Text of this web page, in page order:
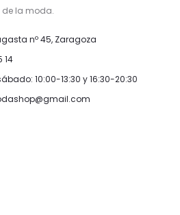
la moda.
nº 45, Zaragoza
14
10:00-13:30 y 16:30-20:30